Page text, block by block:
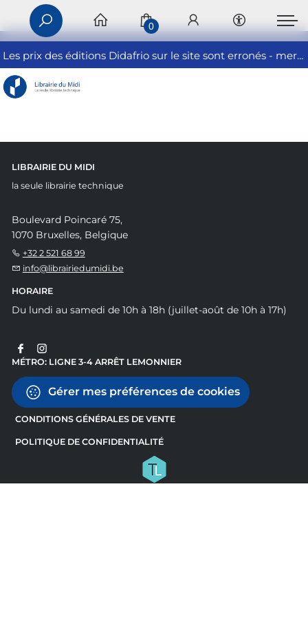
Les prix des éditions Didafrio sur le site sont erronés - merci de nous contacter
0
LIBRAIRIE DU MIDI
la seule librairie technique
Boulevard Poincaré 75,
1070 Bruxelles, Belgique
+32 2 521 68 99
info@librairiedumidi.be
HORAIRE
Du lundi au samedi de 10h à 18h (juillet-août de 10h à 17h)
MÉTRO: LIGNE 3-4 ARRÊT LEMONNIER
Gérer mes préférences de cookies
CONDITIONS GÉNÉRALES DE VENTE
POLITIQUE DE CONFIDENTIALITÉ